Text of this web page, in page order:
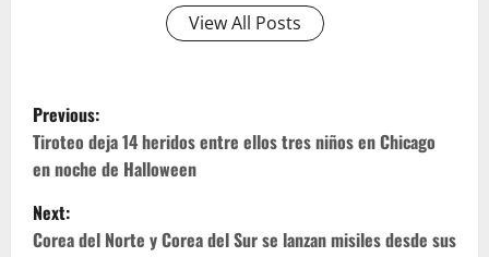
View All Posts
P
o
s
t
Previous:
Tiroteo deja 14 heridos entre ellos tres niños en Chicago
en noche de Halloween
Next:
Corea del Norte y Corea del Sur se lanzan misiles desde sus